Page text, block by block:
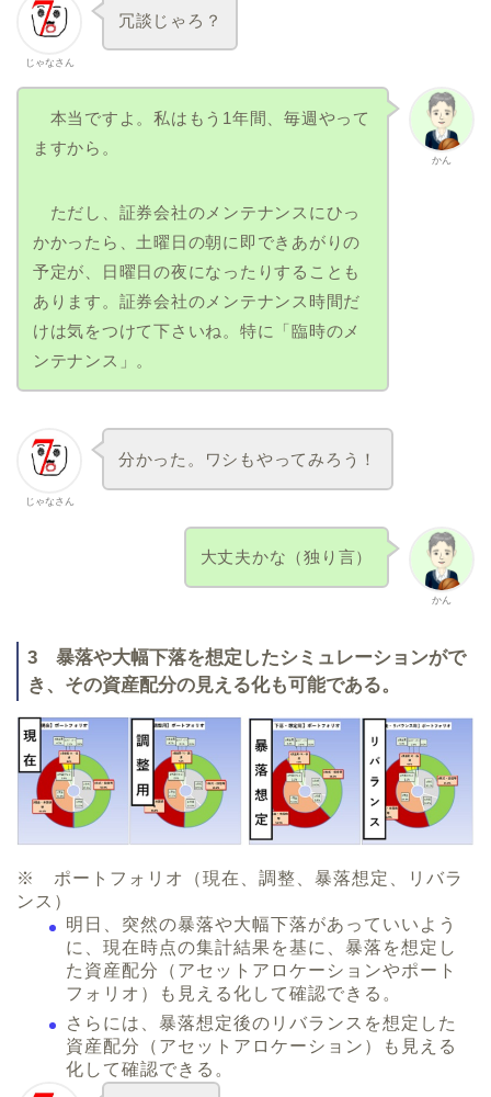
じゃなさん
冗談じゃろ？
かん
本当ですよ。私はもう1年間、毎週やって
ますから。
ただし、証券会社のメンテナンスにひっ
かかったら、土曜日の朝に即できあがりの
予定が、日曜日の夜になったりすることも
あります。証券会社のメンテナンス時間だ
けは気をつけて下さいね。特に「臨時のメ
ンテナンス」。
じゃなさん
分かった。ワシもやってみろう！
かん
大丈夫かな（独り言）
3 暴落や大幅下落を想定したシミュレーションがで
き、その資産配分の見える化も可能である。
※ ポートフォリオ（現在、調整、暴落想定、リバラ
ンス）
明日、突然の暴落や大幅下落があっていいよう
に、現在時点の集計結果を基に、暴落を想定し
た資産配分（アセットアロケーションやポート
フォリオ）も見える化して確認できる。
さらには、暴落想定後のリバランスを想定した
資産配分（アセットアロケーション）も見える
化して確認できる。